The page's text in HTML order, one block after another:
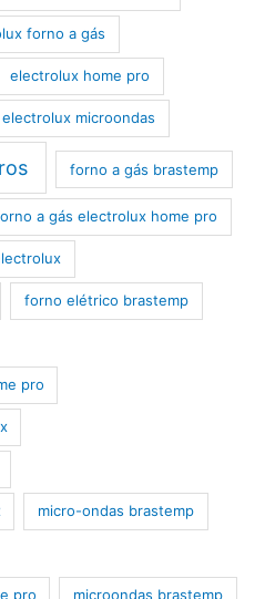
forno a gás
electrolux home pro
electrolux microondas
forno a gás brastemp
a gás electrolux home pro
forno elétrico brastemp
pro
micro-ondas brastemp
pro microondas brastemp